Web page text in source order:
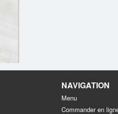
NAVIGATION
Menu
Commander en